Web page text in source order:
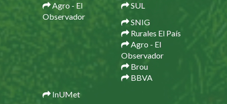
Agro - El
Observador
SUL
SNIG
Rurales El País
Agro - El
Observador
Brou
BBVA
InUMet